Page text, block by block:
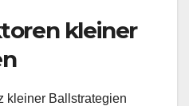
kleiner
kleiner Ballstrategien